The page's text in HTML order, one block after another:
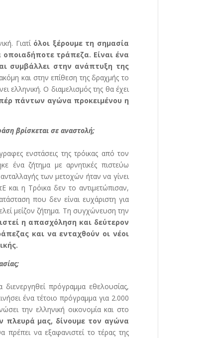
Γιατί όλοι ξέρουμε τη σημασία
οποιαδήποτε τράπεζα. Είναι ένα
συμβάλλει στην ανάπτυξη της
και στην επίθεση της δραχμής το
ελληνική. Ο διαμελισμός της θα έχει
πάντων αγώνα προκειμένου η
βρίσκεται σε αναστολή;
ενστάσεις της τρόικας από τον
ένα ζήτημα με αρνητικές πιστεύω
των μετοχών ήταν να γίνει
η Τρόικα δεν το αντιμετώπισαν,
που δεν είναι ευχάριστη για
μείζον ζήτημα. Τη συγχώνευση την
η απασχόληση και δεύτερον
και να ενταχθούν οι νέοι
πρόγραμμα εθελουσίας,
ένα τέτοιο πρόγραμμα για 2.000
την ελληνική οικονομία και στο
πλευρά μας, δίνουμε τον αγώνα
πρέπει να εξαφανιστεί το τέρας της